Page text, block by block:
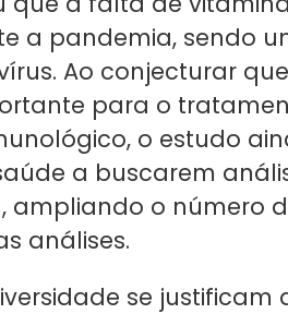
a pandemia, sendo
Ao conjecturar
para o
o estudo
a buscarem
ampliando o número
análises.
se